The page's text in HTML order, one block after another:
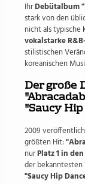
IhrDebütalbum
stark von den
nicht als typische
vokalstarke
stilistischen
koreanischen
Der große
"Saucy
2009
größten Hit:
nurPlatz 1 in
der bekanntesten
"Saucy Hip